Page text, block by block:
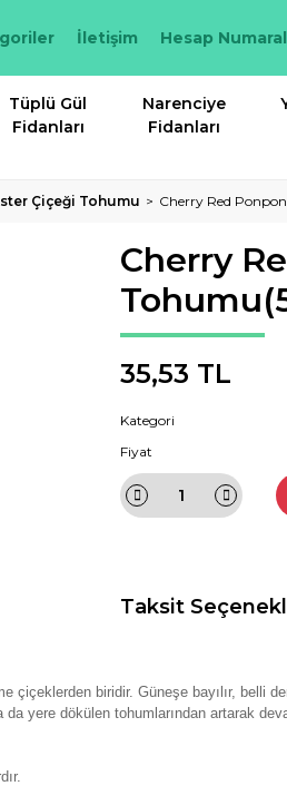
İletişim Hesap
Tüplü Gül
Fidanları
Narenciye
Fidanları
Çiçeği Tohumu Cherry Red
Cherry
35,53 TL
Kategori
Fiyat
Taksit
çiçeklerden biridir. Güneşe bayılır, belli
dökülen tohumlarından artarak